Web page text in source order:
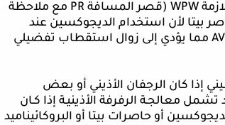
WPW (قصر المسافة PR مع ملاحظة
بيتا لأن استخدام الديجوكسين عند
AV مما يؤدي إلى زوال استقطاب تفضيلي
إذا كان الرجفان الأذيني أو بعض
معالجـة الرفرفة الأذينيـة إذا كـان
أو حاصرات بيتا أو البروكائيناميد